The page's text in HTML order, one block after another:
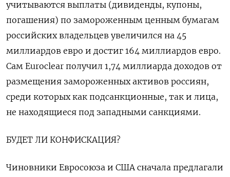
учитываются выплаты (дивиденды, купоны,
погашения) по замороженным ценным бумагам
российских владельцев увеличился на 45
миллиардов евро и достиг 164 миллиардов евро.
Сам Euroclear получил 1,74 миллиарда доходов от
размещения замороженных активов россиян,
среди которых как подсанкционные, так и лица,
не находящиеся под западными санкциями.
БУДЕТ ЛИ КОНФИСКАЦИЯ?
Чиновники Евросоюза и США сначала предлагали